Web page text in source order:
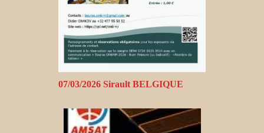
07/03/2026 Sirault BELGIQUE